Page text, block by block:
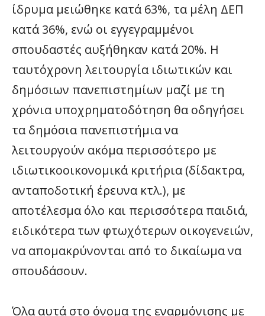
ίδρυμα μειώθηκε κατά 63%, τα μέλη ΔΕΠ
κατά 36%, ενώ οι εγγεγραμμένοι
σπουδαστές αυξήθηκαν κατά 20%. Η
ταυτόχρονη λειτουργία ιδιωτικών και
δημόσιων πανεπιστημίων μαζί με τη
χρόνια υποχρηματοδότηση θα οδηγήσει
τα δημόσια πανεπιστήμια να
λειτουργούν ακόμα περισσότερο με
ιδιωτικοοικονομικά κριτήρια (δίδακτρα,
ανταποδοτική έρευνα κτλ.), με
αποτέλεσμα όλο και περισσότερα παιδιά,
ειδικότερα των φτωχότερων οικογενειών,
να απομακρύνονται από το δικαίωμα να
σπουδάσουν.
Όλα αυτά στο όνομα της εναρμόνισης με